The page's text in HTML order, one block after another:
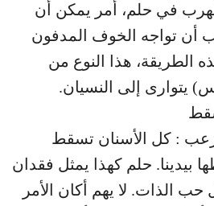
في حلم، أمر يمكن أن
أن تواجه الخوف المدفون
الطريقة، هذا النوع من
يتوارى إلى النسيان.
: كل الأسنان تسقط
بيدينا. حلم كهذا يمثل فقدان
حب الذات. لا يهم أكان الأمر